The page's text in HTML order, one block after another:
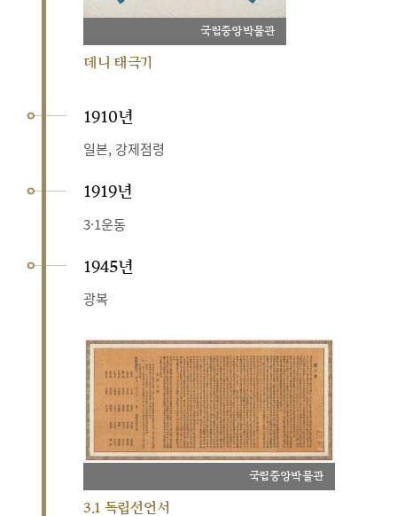
국립중앙박물관
데니 태극기
1910년
일본, 강제점령
1919년
3·1운동
1945년
광복
국립중앙박물관
3.1 독립선언서